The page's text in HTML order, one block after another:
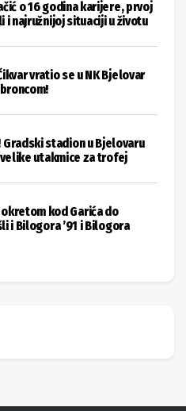
o 16 godina karijere, prvoj
i najružnijoj situaciji u životu
vratio se u NK Bjelovar
stadion u Bjelovaru
utakmice za trofej
kod Garića do
i Bilogora ’91 i Bilogora